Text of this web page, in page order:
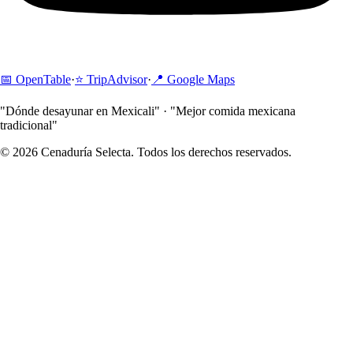
📅 OpenTable·⭐ TripAdvisor· 📍 Google Maps
"Dónde desayunar en Mexicali" · "Mejor comida mexicana
tradicional"
© 2026 Cenaduría Selecta. Todos los derechos reservados.